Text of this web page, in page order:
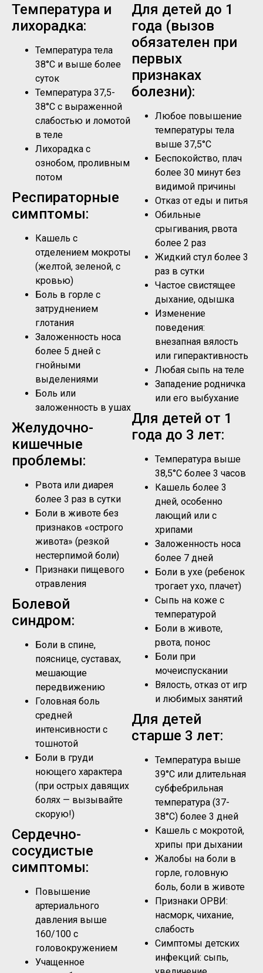
Температура и
лихорадка:
Температура тела
38°C и выше более
суток
Температура 37,5-
38°C с выраженной
слабостью и ломотой
в теле
Лихорадка с
ознобом, проливным
потом
Респираторные
симптомы:
Кашель с
отделением мокроты
(желтой, зеленой, с
кровью)
Боль в горле с
затруднением
глотания
Заложенность носа
более 5 дней с
гнойными
выделениями
Боль или
заложенность в ушах
Желудочно-
кишечные
проблемы:
Рвота или диарея
более 3 раз в сутки
Боли в животе без
признаков «острого
живота» (резкой
нестерпимой боли)
Признаки пищевого
отравления
Болевой
синдром:
Боли в спине,
пояснице, суставах,
мешающие
передвижению
Головная боль
средней
интенсивности с
тошнотой
Боли в груди
ноющего характера
(при острых давящих
болях — вызывайте
скорую!)
Сердечно-
сосудистые
симптомы:
Повышение
артериального
давления выше
160/100 с
головокружением
Учащенное
Для детей до 1
года (вызов
обязателен при
первых
признаках
болезни):
Любое повышение
температуры тела
выше 37,5°C
Беспокойство, плач
более 30 минут без
видимой причины
Отказ от еды и питья
Обильные
срыгивания, рвота
более 2 раз
Жидкий стул более 3
раз в сутки
Частое свистящее
дыхание, одышка
Изменение
поведения:
внезапная вялость
или гиперактивность
Любая сыпь на теле
Западение родничка
или его выбухание
Для детей от 1
года до 3 лет:
Температура выше
38,5°C более 3 часов
Кашель более 3
дней, особенно
лающий или с
хрипами
Заложенность носа
более 7 дней
Боли в ухе (ребенок
трогает ухо, плачет)
Сыпь на коже с
температурой
Боли в животе,
рвота, понос
Боли при
мочеиспускании
Вялость, отказ от игр
и любимых занятий
Для детей
старше 3 лет:
Температура выше
39°C или длительная
субфебрильная
температура (37-
38°C) более 3 дней
Кашель с мокротой,
хрипы при дыхании
Жалобы на боли в
горле, головную
боль, боли в животе
Признаки ОРВИ:
насморк, чихание,
слабость
Симптомы детских
инфекций: сыпь,